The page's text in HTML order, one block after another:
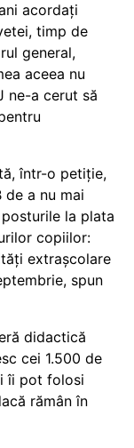
acordați
timp de
general,
aceea nu
ne-a cerut să
într-o petiție,
de a nu mai
la plata
copiilor:
extrașcolare
spun
didactică
cei 1.500 de
îi pot folosi
rămân în